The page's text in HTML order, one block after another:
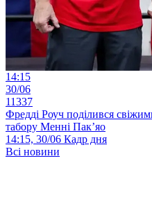
14:15
30/06
11337
Фредді Роуч поділився
табору Менні Пак’яо
14:15, 30/06 Кадр дня
Всі новини